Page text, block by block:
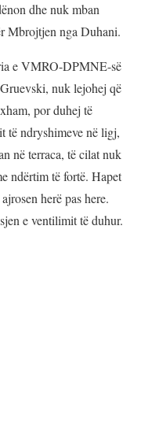
dhe nuk mban
Mbrojtjen nga Duhani.
e VMRO-DPMNE-së
nuk lejohej që
por duhej të
të ndryshimeve në ligj,
në terraca, të cilat nuk
ndërtim të fortë. Hapet
herë pas here.
e ventilimit të duhur.